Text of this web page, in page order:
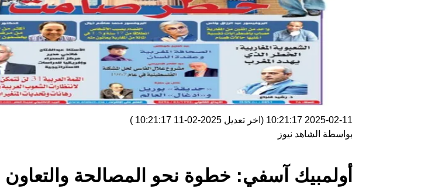
2025-02-11 10:21:17 (اخر تعديل 2025-02-11 10:21:17
)
بواسطة الشاهد نيوز
أولمبيك آسفي: خطوة نحو المصالحة والتعاون